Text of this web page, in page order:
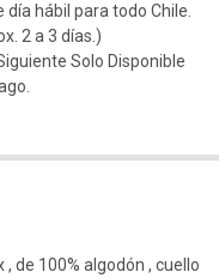
hábil para todo Chile.
2 a 3 días.)
Solo Disponible
de 100% algodón , cuello